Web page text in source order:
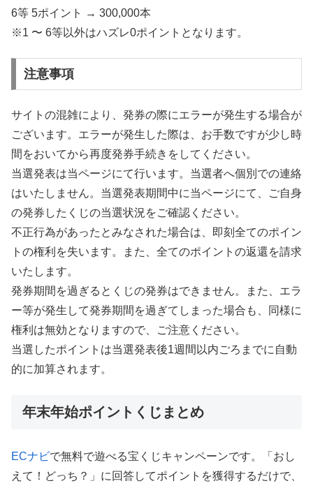
6等 5ポイント → 300,000本
※1 〜 6等以外はハズレ0ポイントとなります。
注意事項
サイトの混雑により、発券の際にエラーが発生する場合が
ございます。エラーが発生した際は、お手数ですが少し時
間をおいてから再度発券手続きをしてください。
当選発表は当ページにて行います。当選者へ個別での連絡
はいたしません。当選発表期間中に当ページにて、ご自身
の発券したくじの当選状況をご確認ください。
不正行為があったとみなされた場合は、即刻全てのポイン
トの権利を失います。また、全てのポイントの返還を請求
いたします。
発券期間を過ぎるとくじの発券はできません。また、エラ
ー等が発生して発券期間を過ぎてしまった場合も、同様に
権利は無効となりますので、ご注意ください。
当選したポイントは当選発表後1週間以内ごろまでに自動
的に加算されます。
年末年始ポイントくじまとめ
ECナビで無料で遊べる宝くじキャンペーンです。「おし
えて！どっち？」に回答してポイントを獲得するだけで、